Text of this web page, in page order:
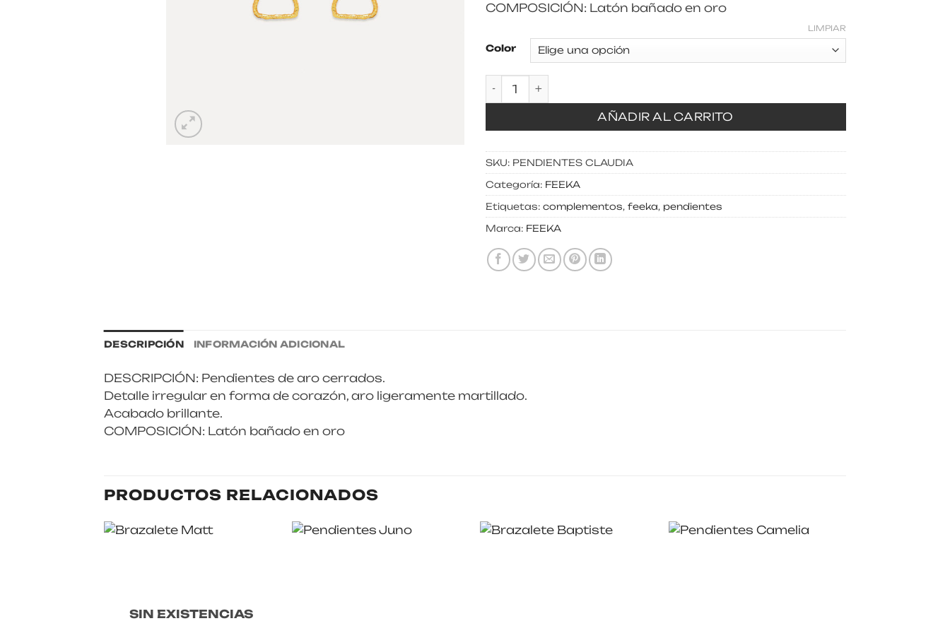
COMPOSICIÓN: Latón bañado en oro
Color
LIMPIAR
Pendientes Claudia cantidad
AÑADIR AL CARRITO
SKU: PENDIENTES CLAUDIA
Categoría: FEEKA
Etiquetas: complementos, feeka, pendientes
Marca: FEEKA
DESCRIPCIÓN INFORMACIÓN ADICIONAL
DESCRIPCIÓN: Pendientes de aro cerrados.
Detalle irregular en forma de corazón, aro ligeramente martillado.
Acabado brillante.
COMPOSICIÓN: Latón bañado en oro
PRODUCTOS RELACIONADOS
SIN EXISTENCIAS